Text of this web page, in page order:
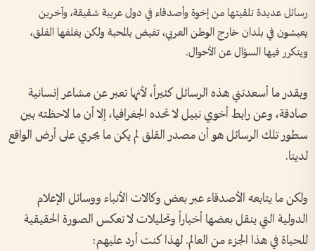
رسائل عديدة تلقيتها من إخوة وأصدقاء في دول عربية شقيقة، وآخرين
يعيشون في بلدان خارج الوطن العربي، تفيض بالمحبة ولكن يغلفها القلق،
ويتكرر فيها السؤال عن الأحوال.
وبقدر ما أسعدتني هذه الرسائل كثيراً، لأنها تعبر عن مشاعر إنسانية
صادقة، وعن رابط أخوي نبيل لا تحده الجغرافيا، إلا أن ما لاحظته بين
سطور تلك الرسائل هو أن مصدر القلق لم يكن ما يجري على أرض الواقع
لدينا.
ولكن ما يتابعه الأصدقاء عبر بعض وكالات الأنباء ووسائل الإعلام
الدولية التي ينقل بعضها أخباراً وتحليلات لا تعكس الصورة الحقيقية
للحياة في هذا الجزء من العالم. لهذا كنت أرد عليهم: